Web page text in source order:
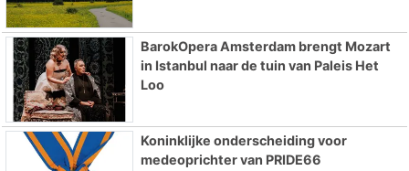
BarokOpera Amsterdam brengt Mozart
in Istanbul naar de tuin van Paleis Het
Loo
Koninklijke onderscheiding voor
medeoprichter van PRIDE66